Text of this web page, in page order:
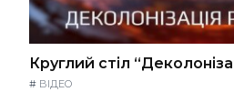
Круглий стіл
# ВІДЕО